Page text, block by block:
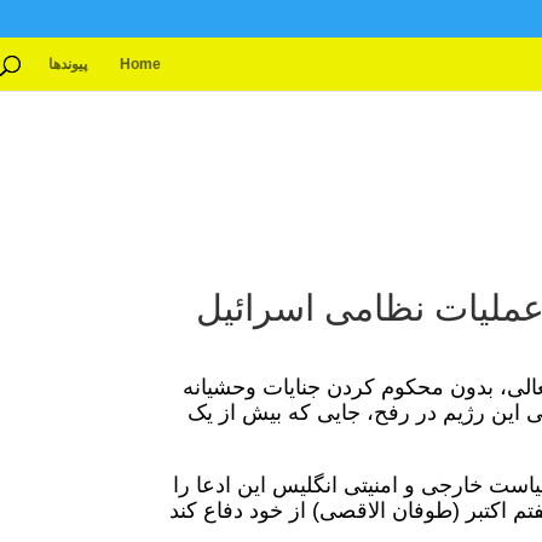
Home پیوندها
نظامی اسرائیل
بدون محکوم کردن جنایات وحشیانه
این رژیم در رفح، جایی که بیش از یک
خارجی و امنیتی انگلیس این ادعا را
اکتبر (طوفان الاقصی) از خود دفاع کند